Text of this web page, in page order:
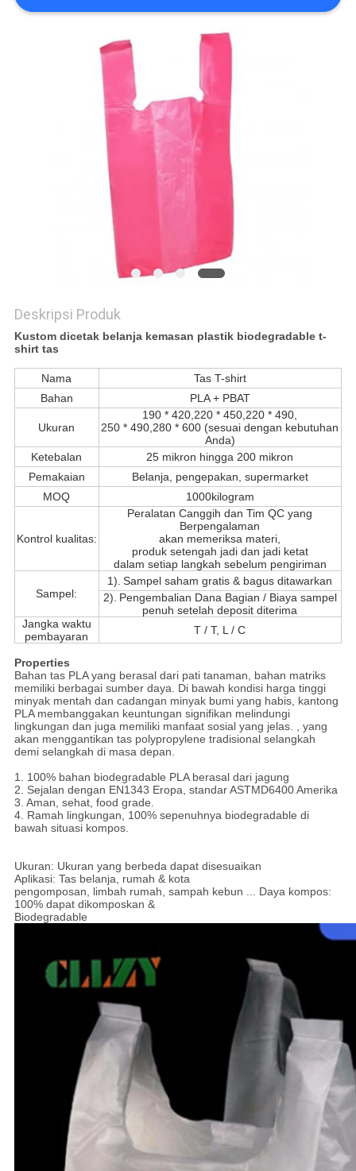
POLICY
Deskripsi Produk
Kustom dicetak belanja kemasan plastik biodegradable t-
shirt tas
Nama
Tas T-shirt
Bahan
PLA + PBAT
Ukuran
190 * 420,220 * 450,220 * 490,
250 * 490,280 * 600 (sesuai dengan kebutuhan
Anda)
Ketebalan
25 mikron hingga 200 mikron
Pemakaian
Belanja, pengepakan, supermarket
MOQ
1000kilogram
Kontrol kualitas:
Peralatan Canggih dan Tim QC yang
Berpengalaman
akan memeriksa materi,
produk setengah jadi dan jadi ketat
dalam setiap langkah sebelum pengiriman
Sampel:
1). Sampel saham gratis & bagus ditawarkan
2). Pengembalian Dana Bagian / Biaya sampel
penuh setelah deposit diterima
Jangka waktu
pembayaran
T / T, L / C
Properties
Bahan tas PLA yang berasal dari pati tanaman, bahan matriks
memiliki berbagai sumber daya. Di bawah kondisi harga tinggi
minyak mentah dan cadangan minyak bumi yang habis, kantong
PLA membanggakan keuntungan signifikan melindungi
lingkungan dan juga memiliki manfaat sosial yang jelas. , yang
akan menggantikan tas polypropylene tradisional selangkah
demi selangkah di masa depan.
1. 100% bahan biodegradable PLA berasal dari jagung
2. Sejalan dengan EN1343 Eropa, standar ASTMD6400 Amerika
3. Aman, sehat, food grade.
4. Ramah lingkungan, 100% sepenuhnya biodegradable di
bawah situasi kompos.
Ukuran: Ukuran yang berbeda dapat disesuaikan
Aplikasi: Tas belanja, rumah & kota
pengomposan, limbah rumah, sampah kebun ... Daya kompos:
100% dapat dikomposkan &
Biodegradable